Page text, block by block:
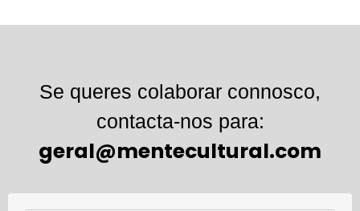
Se queres colaborar connosco,
contacta-nos para:
geral@mentecultural.com